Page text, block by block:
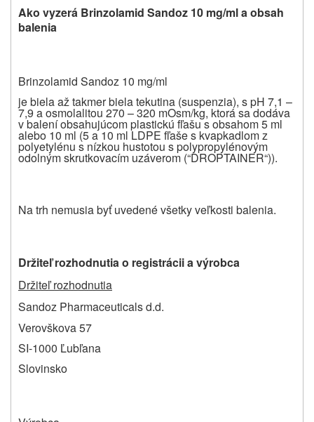
Ako vyzerá Brinzolamid Sandoz 10 mg/ml a obsah
balenia
Brinzolamid Sandoz 10 mg/ml
je biela až takmer biela tekutina (suspenzia), s pH 7,1 –
7,9 a osmolalitou 270 – 320 mOsm/kg, ktorá sa dodáva
v balení obsahujúcom plastickú fľašu s obsahom 5 ml
alebo 10 ml (5 a 10 ml LDPE fľaše s kvapkadlom z
polyetylénu s nízkou hustotou s polypropylénovým
odolným skrutkovacím uzáverom (“DROPTAINER“)).
Na trh nemusia byť uvedené všetky veľkosti balenia.
Držiteľ rozhodnutia o registrácii a výrobca
Držiteľ rozhodnutia
Sandoz Pharmaceuticals d.d.
Verovškova 57
SI-1000 Ľubľana
Slovinsko